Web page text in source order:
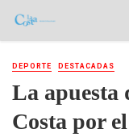
DEPORTE DESTACADAS
La apuesta
Costa por